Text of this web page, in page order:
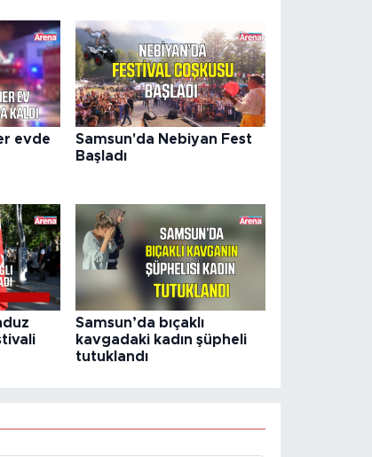
evde
Samsun'da Nebiyan Fest
Başladı
Samsun’da bıçaklı
kavgadaki kadın şüpheli
tutuklandı